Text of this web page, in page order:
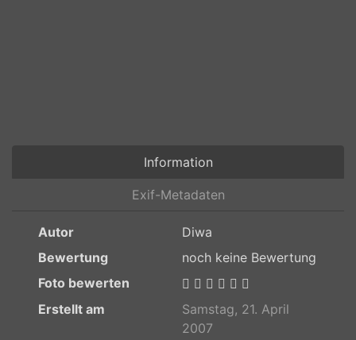
Information
Exif-Metadaten
Autor
Diwa
Bewertung
noch keine Bewertung
Foto bewerten
Erstellt am
Samstag, 21. April
2007